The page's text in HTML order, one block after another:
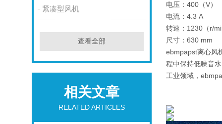
紧凑型风机
查看全部
相关文章
RELATED ARTICLES
电压：400（V）
电流：4.3 A
转速：1230（r/
尺寸：630 mm
ebmpapst离心风
程中保持低噪音
工业领域，